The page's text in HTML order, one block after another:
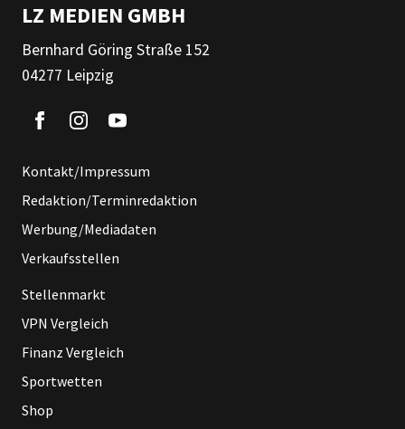
LZ MEDIEN GMBH
Bernhard Göring Straße 152
04277 Leipzig
Kontakt/Impressum
Redaktion/Terminredaktion
Werbung/Mediadaten
Verkaufsstellen
Stellenmarkt
VPN Vergleich
Finanz Vergleich
Sportwetten
Shop